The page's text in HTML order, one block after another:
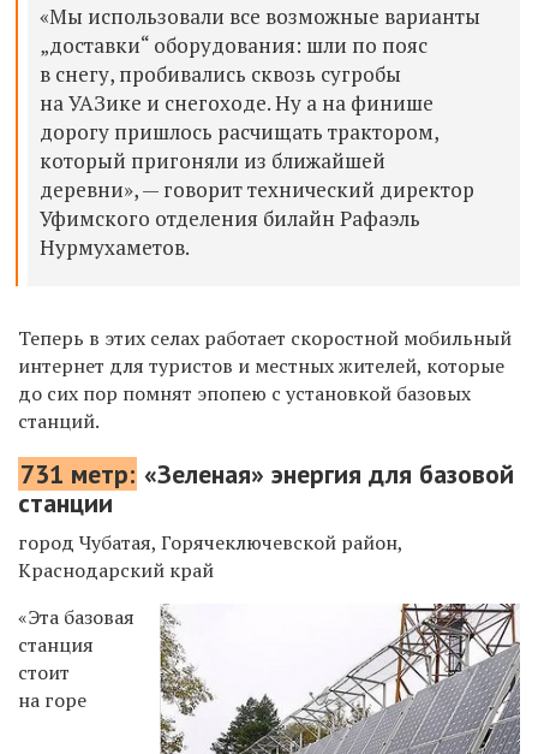
«Мы использовали все возможные варианты
„доставки“ оборудования: шли по пояс
в снегу, пробивались сквозь сугробы
на УАЗике и снегоходе. Ну а на финише
дорогу пришлось расчищать трактором,
который пригоняли из ближайшей
деревни», — говорит технический директор
Уфимского отделения билайн Рафаэль
Нурмухаметов.
Теперь в этих селах работает скоростной мобильный
интернет для туристов и местных жителей, которые
до сих пор помнят эпопею с установкой базовых
станций.
731 метр: «Зеленая» энергия для базовой
станции
город Чубатая, Горячеключевской район,
Краснодарский край
«Эта базовая
станция
стоит
на горе